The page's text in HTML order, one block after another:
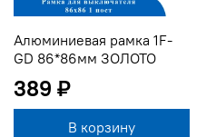
Алюминиевая рамка 1F-
GD 86*86мм ЗОЛОТО
389 ₽
В корзину